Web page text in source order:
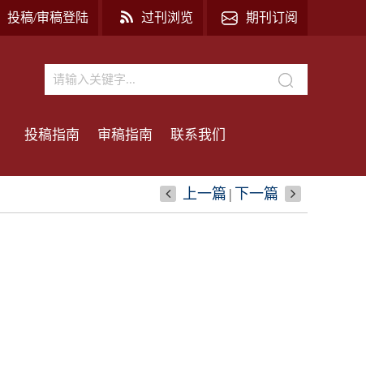
期刊订阅
过刊浏览
投稿/审稿登陆
投稿指南 审稿指南 联系我们
上一篇 | 下一篇